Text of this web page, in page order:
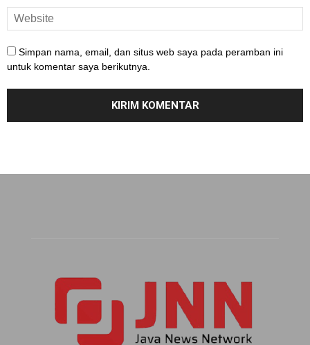
Simpan nama, email, dan situs web saya pada peramban ini
untuk komentar saya berikutnya.